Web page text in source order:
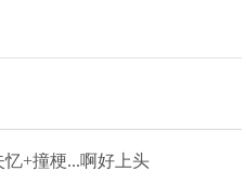
忆+撞梗...啊好上头